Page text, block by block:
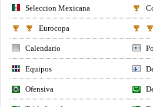
Seleccion Mexicana
Eurocopa
Calendario
Equipos
Ofensiva